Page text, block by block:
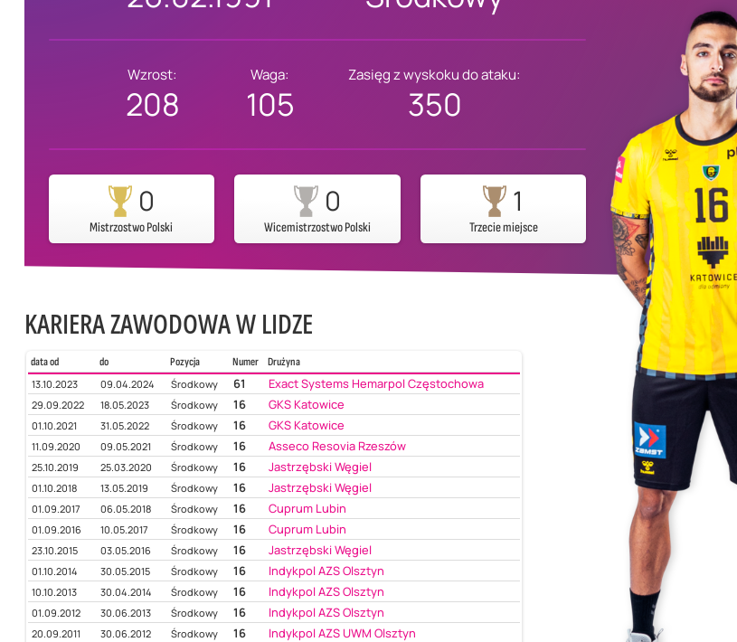
Wzrost:
208
Waga:
105
Zasięg z wyskoku do ataku:
350
0
Mistrzostwo Polski
0
Wicemistrzostwo Polski
1
Trzecie miejsce
KARIERA ZAWODOWA W LIDZE
data od do Pozycja Numer
Drużyna
13.10.2023
09.04.2024 Środkowy 61 Exact Systems Hemarpol Częstochowa
29.09.2022 18.05.2023 Środkowy 16 GKS Katowice
01.10.2021 31.05.2022 Środkowy 16 GKS Katowice
11.09.2020 09.05.2021 Środkowy 16 Asseco Resovia Rzeszów
25.10.2019 25.03.2020 Środkowy 16 Jastrzębski Węgiel
01.10.2018 13.05.2019 Środkowy 16 Jastrzębski Węgiel
01.09.2017 06.05.2018 Środkowy 16 Cuprum Lubin
01.09.2016 10.05.2017 Środkowy 16 Cuprum Lubin
23.10.2015 03.05.2016 Środkowy 16 Jastrzębski Węgiel
01.10.2014 30.05.2015 Środkowy 16 Indykpol AZS Olsztyn
10.10.2013 30.04.2014 Środkowy 16 Indykpol AZS Olsztyn
01.09.2012 30.06.2013 Środkowy 16 Indykpol AZS Olsztyn
20.09.2011 30.06.2012 Środkowy 16 Indykpol AZS UWM Olsztyn